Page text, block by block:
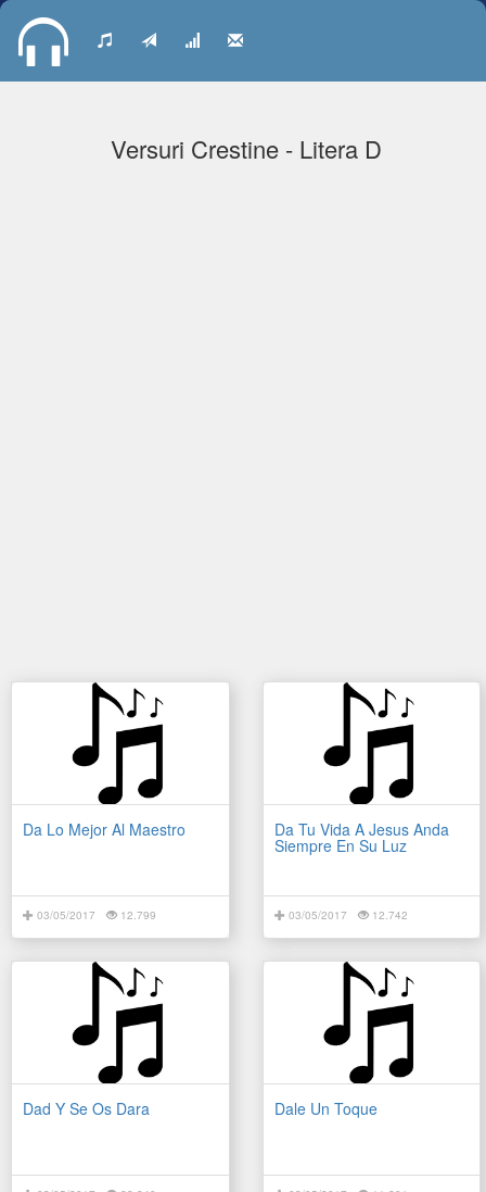
Versuri Crestine - Litera D
Da Lo Mejor Al Maestro
03/05/2017 12.799
Da Tu Vida A Jesus Anda
Siempre En Su Luz
03/05/2017 12.742
Dad Y Se Os Dara Dale Un Toque